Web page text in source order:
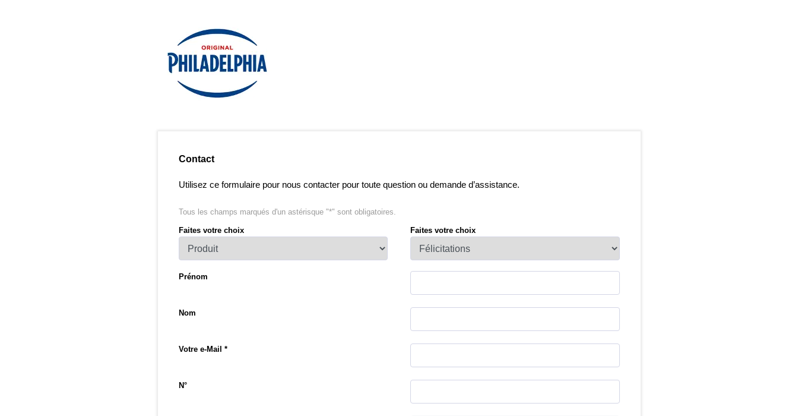
Contact
Utilisez ce formulaire pour nous contacter pour toute question ou demande d’assistance.
Tous les champs marqués d'un astérisque "*" sont obligatoires.
Faites votre choix Faites votre choix
Prénom
Nom
Votre e-Mail *
N°